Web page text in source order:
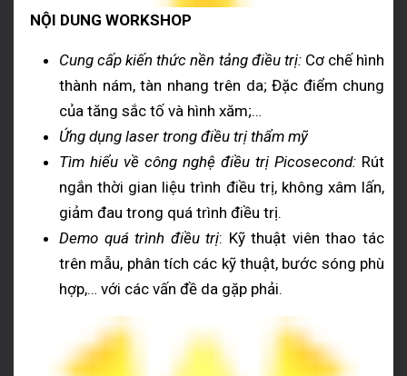
NỘI DUNG WORKSHOP
Cung cấp kiến thức nền tảng điều trị:Cơ chế hình
thành nám, tàn nhang trên da; Đặc điểm chung
của tăng sắc tố và hình xăm;…
Ứng dụng laser trong điều trị thẩm mỹ
Tìm hiểu về công nghệ điều trị Picosecond: Rút
ngắn thời gian liệu trình điều trị, không xâm lấn,
giảm đau trong quá trình điều trị.
Demo quá trình điều trị: Kỹ thuật viên thao tác
trên mẫu, phân tích các kỹ thuật, bước sóng phù
hợp,… với các vấn đề da gặp phải.